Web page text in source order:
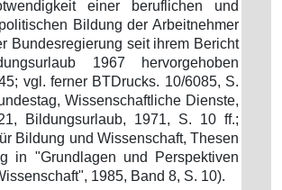
einer beruflichen und
Bildung der Arbeitnehmer
Bundesregierung seit ihrem Bericht
1967 hervorgehoben
vgl. ferner BTDrucks. 10/6085, S.
Wissenschaftliche Dienste,
Bildungsurlaub, 1971, S. 10 ff.;
Bildung und Wissenschaft, Thesen
in "Grundlagen und Perspektiven
1985, Band 8, S. 10).